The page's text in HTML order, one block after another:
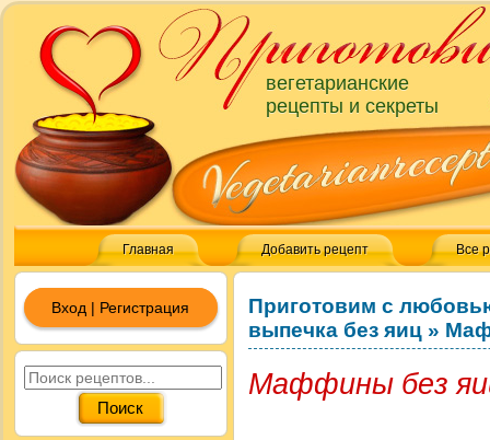
вегетарианские
рецепты и секреты
Главная Добавить рецепт Все
Приготовим с
выпечка без яиц »
Маффины без
Вход | Регистрация